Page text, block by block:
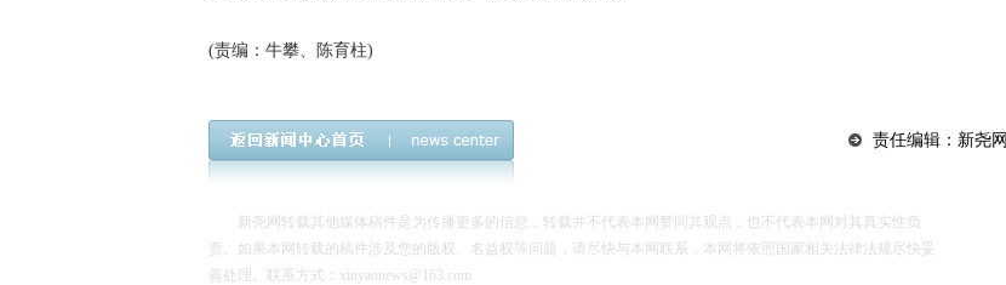
(责编：牛攀、陈育柱)
责任编辑：新尧网
新尧网转载其他媒体稿件是为传播更多的信息，转载并不代表本网赞同其观点，也不代表本网对其真实性负
责。如果本网转载的稿件涉及您的版权、名益权等问题，请尽快与本网联系，本网将依照国家相关法律法规尽快妥
善处理。联系方式：xinyaonews@163.com